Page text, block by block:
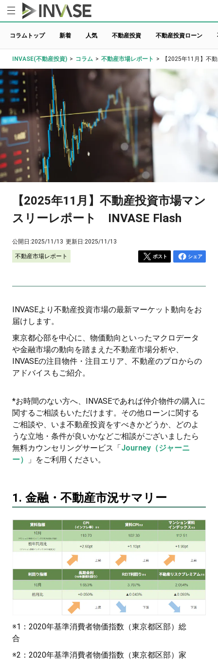
コラムトップ 新着 人気 不動産投資 不動産投資ローン
INVASE(不動産投資) > コラム > 不動産市場レポート > 【2025年11月】不
【2025年11月】不動産投資市場マン
スリーレポート INVASE Flash
公開日:2025/11/13 更新日:2025/11/13
不動産市場レポート ポスト シェア
INVASEより不動産投資市場の最新マーケット動向をお
届けします。
東京都心部を中心に、物価動向といったマクロデータ
や金融市場の動向を踏まえた不動産市場分析や、
INVASEの注目物件・注目エリア、不動産のプロからの
アドバイスもご紹介。
*お時間のない方へ、INVASEであれば仲介物件の購入に
関するご相談もいただけます。その他ローンに関する
ご相談や、いま不動産投資をすべきかどうか、どのよ
うな立地・条件が良いかなどご相談がございましたら
無料カウンセリングサービス「Journey（ジャーニ
ー）
」をご利用ください。
1. 金融・不動産市況サマリー
※1：2020年基準消費者物価指数（東京都区部）総
合
※2：2020年基準消費者物価指数（東京都区部）家